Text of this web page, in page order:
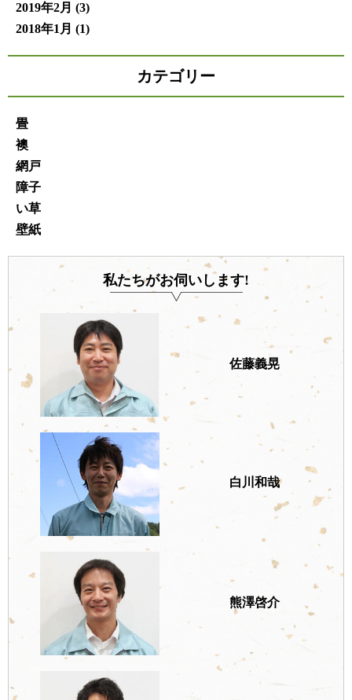
2019年2月 (3)
2018年1月 (1)
カテゴリー
畳
襖
網戸
障子
い草
壁紙
私たちがお伺いします!
佐藤義晃
白川和哉
熊澤啓介